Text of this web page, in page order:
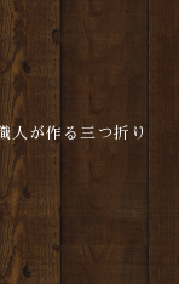
人が作る三つ折り